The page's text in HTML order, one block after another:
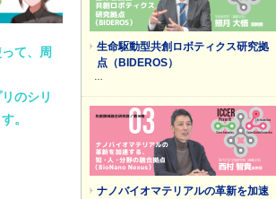
て、周
のシリ
。
生命駆動型共創ロボティクス研究拠
点（BIDEROS）
ナノバイオマテリアルの革新を加速